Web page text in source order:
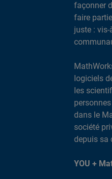
façonner
faire
juste : vis-
logiciels
les
dans le
société
depuis sa
YOU +